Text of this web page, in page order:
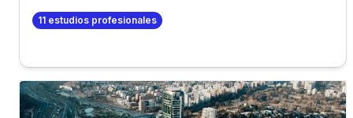
profesionales en minutos!
11 estudios profesionales